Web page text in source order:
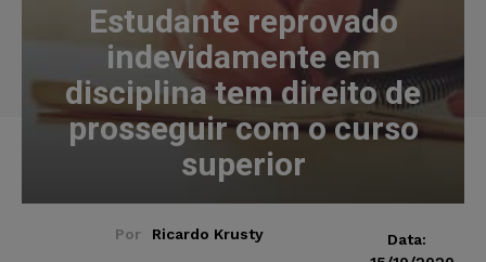
Estudante reprovado
indevidamente em
disciplina tem direito de
prosseguir com o curso
superior
Por Ricardo Krusty
Data: